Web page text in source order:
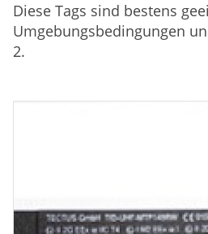
Diese Tags sind bestens
Umgebungsbedingungen
2.